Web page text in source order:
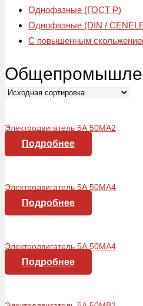
Однофазные (ГОСТ Р)
Однофазные (DIN /
С повышенным
Электродвигатель 5А 50МА2
Подробнее
Электродвигатель 5А 50МА4
Подробнее
Электродвигатель 5А 50МА4
Подробнее